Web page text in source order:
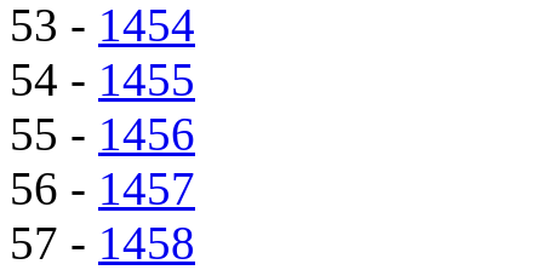
53 - 1454
54 - 1455
55 - 1456
56 - 1457
57 - 1458